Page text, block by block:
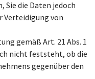
die Daten jedoch
Verteidigung von
gemäß Art. 21 Abs. 1
nicht feststeht, ob die
gegenüber den